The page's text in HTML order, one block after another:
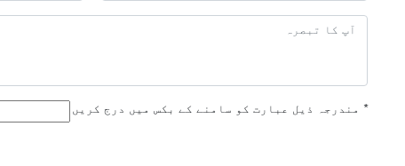
* مندرجہ ذیل عبارت کو سامنے کے بکس میں درج کریں